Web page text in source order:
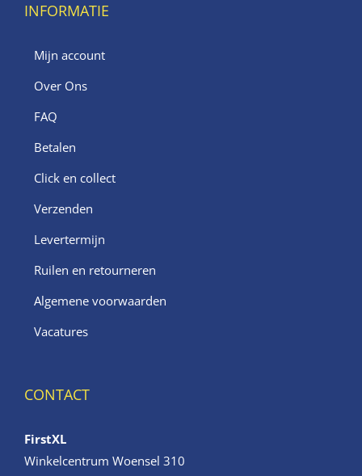
INFORMATIE
Mijn account
Over Ons
FAQ
Betalen
Click en collect
Verzenden
Levertermijn
Ruilen en retourneren
Algemene voorwaarden
Vacatures
CONTACT
FirstXL
Winkelcentrum Woensel 310